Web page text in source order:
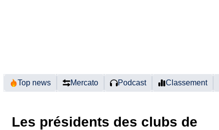
Top news Mercato Podcast Classement
Les présidents des clubs de